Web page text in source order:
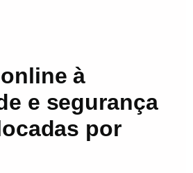
à
e segurança
por